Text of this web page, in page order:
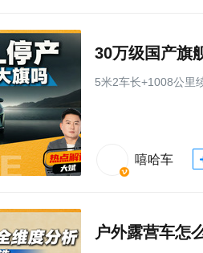
30万级国产旗
5米2车长+1008公里
嘻哈车
户外露营车怎